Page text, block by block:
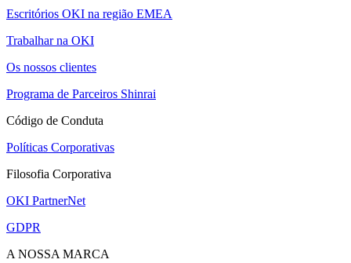
Escritórios OKI na região EMEA
Trabalhar na OKI
Os nossos clientes
Programa de Parceiros Shinrai
Código de Conduta
Políticas Corporativas
Filosofia Corporativa
OKI PartnerNet
GDPR
A NOSSA MARCA